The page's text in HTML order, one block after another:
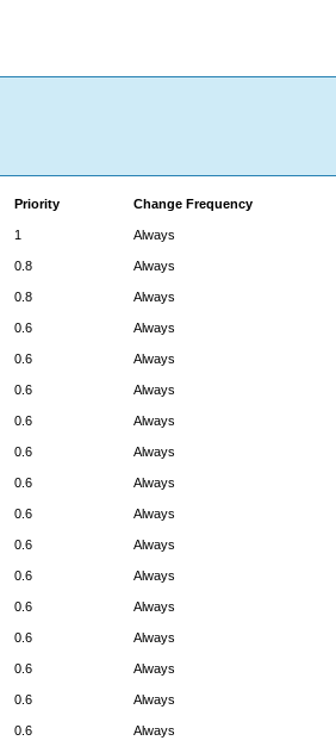
Change Frequency
Priority
Always
1
Always
0.8
Always
0.8
Always
0.6
Always
0.6
Always
0.6
Always
0.6
Always
0.6
Always
0.6
Always
0.6
Always
0.6
Always
0.6
Always
0.6
Always
0.6
Always
0.6
Always
0.6
Always
0.6